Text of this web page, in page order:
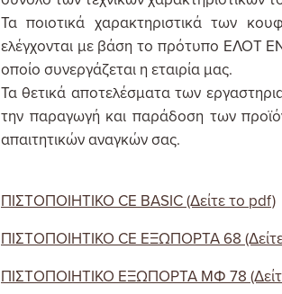
Τα ποιοτικά χαρακτηριστικά των
ελέγχονται με βάση τo πρότυπo ΕΛΟΤ ΕΝ
οποίο συνεργάζεται η εταιρία μας.
Τα θετικά αποτελέσματα των
την παραγωγή και παράδοση των
απαιτητικών αναγκών σας.
ΠΙΣΤΟΠΟΙΗΤΙΚΟ CE BASIC (Δείτε το pdf)
ΠΙΣΤΟΠΟΙΗΤΙΚΟ CE ΕΞΩΠΟΡΤΑ 68
ΠΙΣΤΟΠΟΙΗΤΙΚΟ ΕΞΩΠΟΡΤΑ ΜΦ 78